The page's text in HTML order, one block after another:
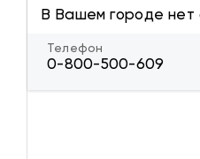
В Вашем городе нет
Телефон
0-800-500-609